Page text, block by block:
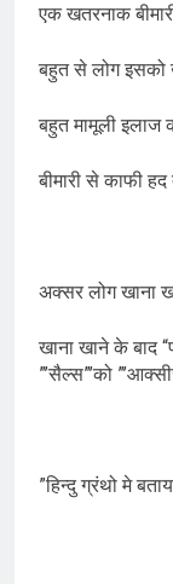
एक खतरनाक
बहुत से लोग इसको
बहुत मामूली
बीमारी से काफी
अक्सर लोग खाना
खाना खाने के बाद
”’सैल्स”’को
”हिन्दु ग्रंथो मे